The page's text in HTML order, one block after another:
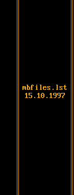
mbfiles.lst
15.10.1997